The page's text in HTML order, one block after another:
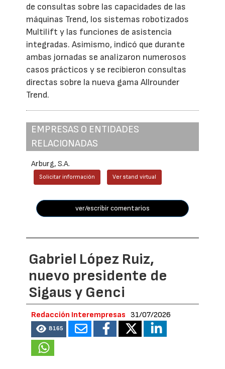
de consultas sobre las capacidades de las
máquinas Trend, los sistemas robotizados
Multilift y las funciones de asistencia
integradas. Asimismo, indicó que durante
ambas jornadas se analizaron numerosos
casos prácticos y se recibieron consultas
directas sobre la nueva gama Allrounder
Trend.
EMPRESAS O ENTIDADES
RELACIONADAS
Arburg, S.A.
Solicitar información Ver stand virtual
ver/escribir comentarios
Gabriel López Ruiz,
nuevo presidente de
Sigaus y Genci
Redacción Interempresas 31/07/2026
8165